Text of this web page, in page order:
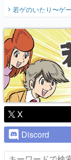
若ゲのいたり〜ゲ
X
Discord